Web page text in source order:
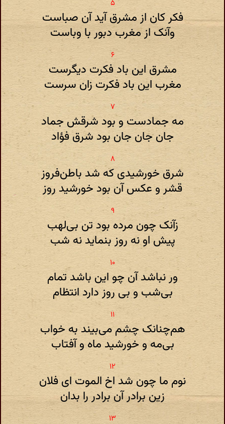
فکر کان از مشرق آید آن صباست
وآنک از مغرب دبور با وباست
مشرق این باد فکرت دیگرست
مغرب این باد فکرت زان سرست
مه جمادست و بود شرقش جماد
جان جان جان بود شرق فؤاد
شرق خورشیدی که شد باطن‌فروز
قشر و عکس آن بود خورشید روز
زآنک چون مرده بود تن بی‌لهب
پیش او نه روز بنماید نه شب
ور نباشد آن چو این باشد تمام
بی‌شب و بی روز دارد انتظام
هم‌چنانک چشم می‌بیند به خواب
بی‌مه و خورشید ماه و آفتاب
نوم ما چون شد اخ الموت ای فلان
زین برادر آن برادر را بدان